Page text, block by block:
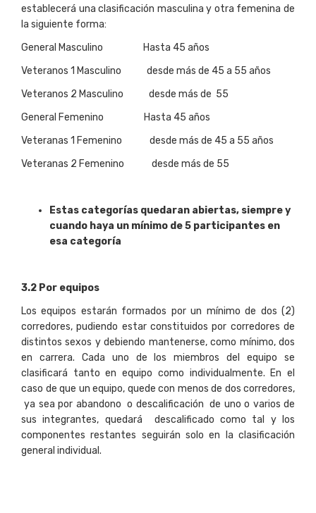
establecerá una clasificación masculina y otra femenina de
la siguiente forma:
General Masculino Hasta 45 años
Veteranos 1 Masculino desde más de 45 a 55 años
Veteranos 2 Masculino desde más de 55
General Femenino Hasta 45 años
Veteranas 1 Femenino desde más de 45 a 55 años
Veteranas 2 Femenino desde más de 55
Estas categorías quedaran abiertas, siempre y
cuando haya un mínimo de 5 participantes en
esa categoría
3.2 Por equipos
Los equipos estarán formados por un mínimo de dos (2)
corredores, pudiendo estar constituidos por corredores de
distintos sexos y debiendo mantenerse, como mínimo, dos
en carrera. Cada uno de los miembros del equipo se
clasificará tanto en equipo como individualmente. En el
caso de que un equipo, quede con menos de dos corredores,
ya sea por abandono o descalificación de uno o varios de
sus integrantes, quedará descalificado como tal y los
componentes restantes seguirán solo en la clasificación
general individual.